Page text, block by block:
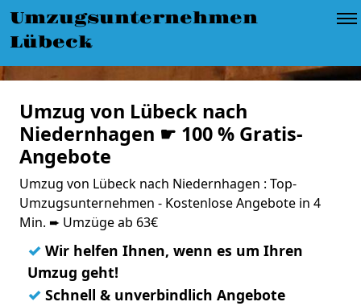
Umzugsunternehmen
Lübeck
Umzug von Lübeck nach
Niedernhagen ☛ 100 % Gratis-
Angebote
Umzug von Lübeck nach Niedernhagen : Top-
Umzugsunternehmen - Kostenlose Angebote in 4
Min. ➨ Umzüge ab 63€
✓ Wir helfen Ihnen, wenn es um Ihren
Umzug geht!
✓ Schnell & unverbindlich Angebote